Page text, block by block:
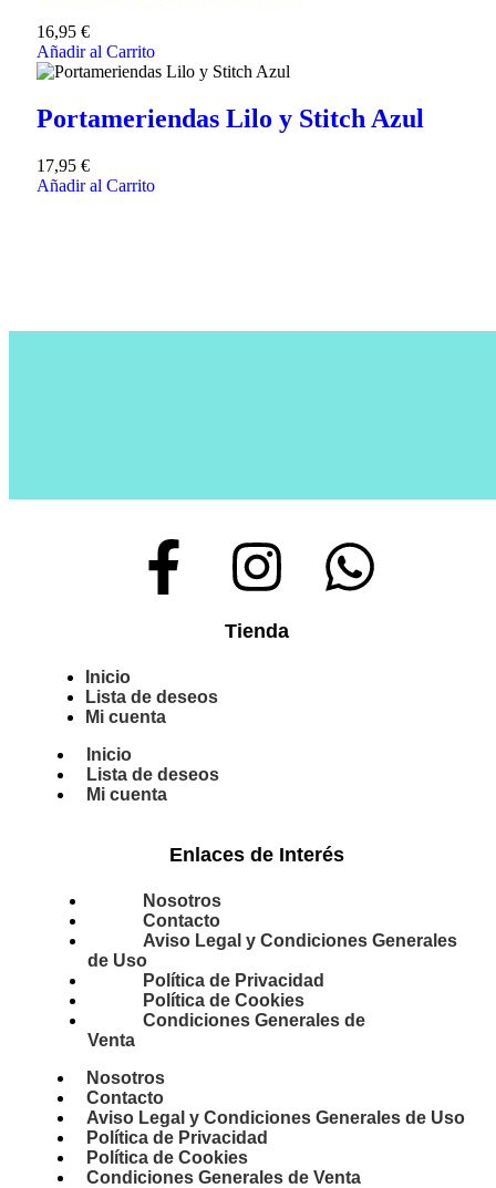
16,95 €
Añadir al Carrito
Portameriendas Lilo y Stitch Azul
17,95 €
Añadir al Carrito
Tienda
Inicio
Lista de deseos
Mi cuenta
Inicio
Lista de deseos
Mi cuenta
Enlaces de Interés
Nosotros
Contacto
Aviso Legal y Condiciones Generales
de Uso
Política de Privacidad
Política de Cookies
Condiciones Generales de
Venta
Nosotros
Contacto
Aviso Legal y Condiciones Generales de Uso
Política de Privacidad
Política de Cookies
Condiciones Generales de Venta